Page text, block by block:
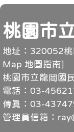
頁尾
桃園市
地址：320052
Map 地圖指南]
桃園市立龍岡國
電話：03-
傳真：03-
管理員信箱：